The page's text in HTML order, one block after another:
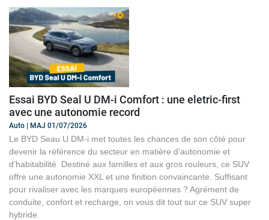
Essai BYD Seal U DM-i Comfort : une eletric-first
avec une autonomie record
Auto | MAJ 01/07/2026
Le BYD Seau U DM-i met toutes les chances de son côté pour
devenir la référence du secteur en matière d’autonomie et
d’habitabilité. Destiné aux familles et aux gros rouleurs, ce SUV
offre une autonomie XXL et une finition convaincante. Suffisant
pour rivaliser avec les marques européennes ? Agrément de
conduite, confort et recharge, on vous dit tout sur ce SUV super
hybride.